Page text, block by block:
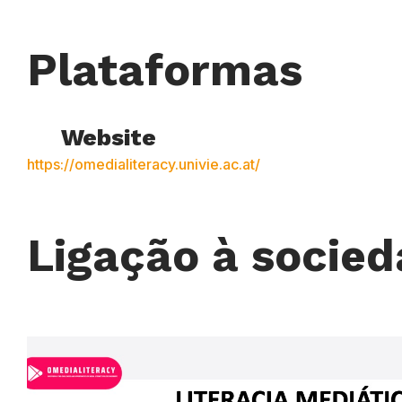
Plataformas
Website
https://omedialiteracy.univie.ac.at/
Ligação à